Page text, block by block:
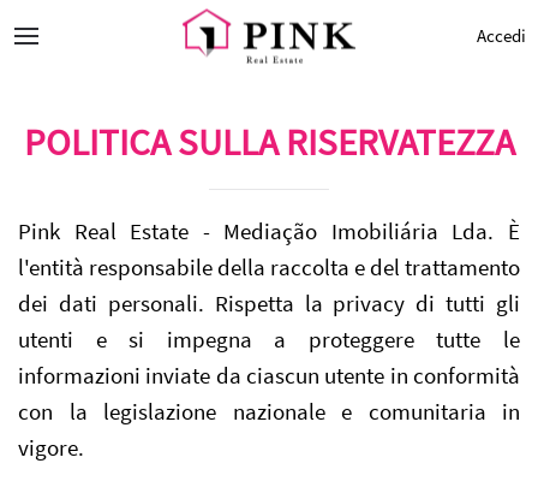
Accedi
POLITICA SULLA RISERVATEZZA
Pink Real Estate - Mediação Imobiliária Lda. È
l'entità responsabile della raccolta e del trattamento
dei dati personali. Rispetta la privacy di tutti gli
utenti e si impegna a proteggere tutte le
informazioni inviate da ciascun utente in conformità
con la legislazione nazionale e comunitaria in
vigore.